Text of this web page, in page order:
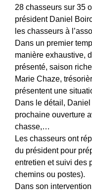
28 chasseurs sur 35
président Daniel
les chasseurs à
Dans un premier
manière exhaustive,
présenté, saison
Marie Chaze,
présentent une
Dans le détail, Daniel
prochaine ouverture
chasse,…
Les chasseurs ont
du président pour
entretien et suivi des
chemins ou postes).
Dans son